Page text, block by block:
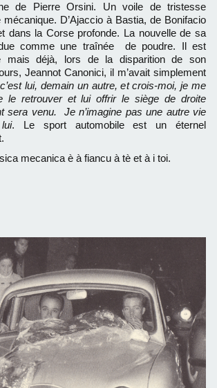
de Pierre Orsini. Un voile de tristesse
D’Ajaccio à Bastia, de Bonifacio
dans la Corse profonde. La nouvelle de sa
comme une traînée de poudre. Il est
mais déjà, lors de la disparition de son
Jeannot Canonici, il m’avait simplement
c’est lui, demain un autre, et crois-moi, je me
le retrouver et lui offrir le siège de droite
sera venu. Je n’imagine pas une autre vie
. Le sport automobile est un éternel
mecanica è à fiancu à tè et à i toi.